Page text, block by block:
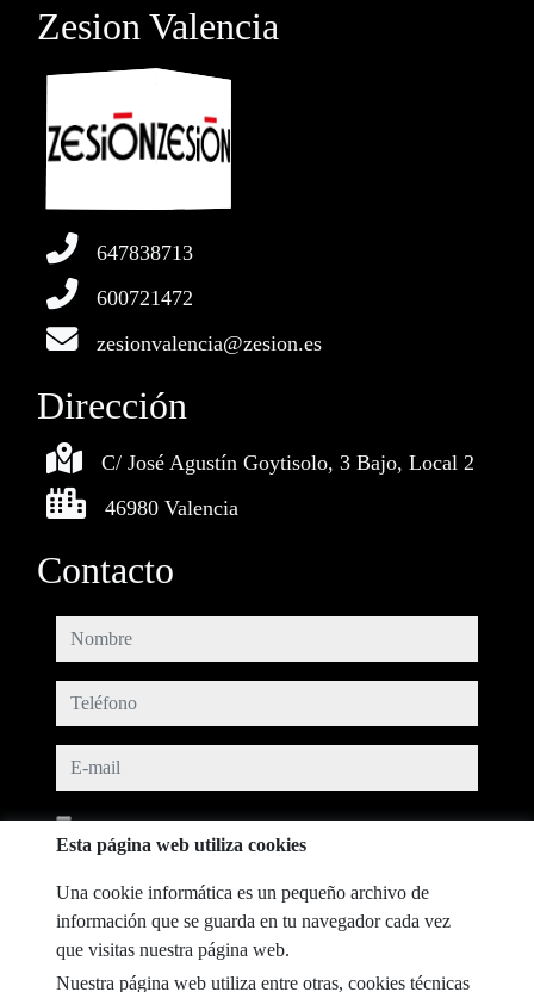
Zesion Valencia
647838713
600721472
zesionvalencia@zesion.es
Dirección
C/ José Agustín Goytisolo, 3 Bajo, Local 2
46980 Valencia
Contacto
nombre
teléfono
e-mail
Esta página web utiliza cookies
Una cookie informática es un pequeño archivo de
información que se guarda en tu navegador cada vez
que visitas nuestra página web.
Nuestra página web utiliza entre otras, cookies técnicas